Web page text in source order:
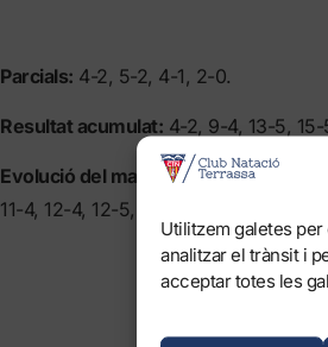
Utilitzem galetes
analitzar el trànsit i
acceptar totes les
Parcials: 4-2, 5-2, 4-1, 2-0.
Resultat acumulat: 4-2, 9-4, 13-5, 15-
Evolució del marcador : (1-0, 2-0, 2-
11-4, 12-4, 12-5, 13-5), (14-5, 15-5).